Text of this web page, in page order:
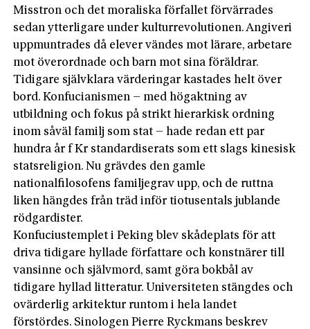
Misstron och det moraliska förfallet förvärrades
sedan ytterligare under kulturrevolutionen. Angiveri
uppmuntrades då elever vändes mot lärare, arbetare
mot överordnade och barn mot sina föräldrar.
Tidigare självklara värderingar kastades helt över
bord. Konfucianismen – med högaktning av
utbildning och fokus på strikt hierarkisk ordning
inom såväl familj som stat – hade redan ett par
hundra år f Kr standardiserats som ett slags kinesisk
statsreligion. Nu grävdes den gamle
nationalfilosofens familjegrav upp, och de ruttna
liken hängdes från träd inför tiotusentals jublande
rödgardister.
Konfuciustemplet i Peking blev skådeplats för att
driva tidigare hyllade författare och konstnärer till
vansinne och självmord, samt göra bokbål av
tidigare hyllad litteratur. Universiteten stängdes och
ovärderlig arkitektur runtom i hela landet
förstördes. Sinologen Pierre Ryckmans beskrev